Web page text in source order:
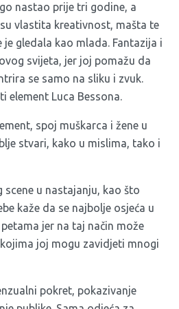
nastao prije tri godine, a
vlastita kreativnost, mašta te
gledala kao mlada. Fantazija i
svijeta, jer joj pomažu da
se samo na sliku i zvuk.
element Luca Bessona.
spoj muškarca i žene u
stvari, kako u mislima, tako i
scene u nastajanju, kao što
kaže da se najbolje osjeća u
jer na taj način može
joj mogu zavidjeti mnogi
pokret, pokazivanje